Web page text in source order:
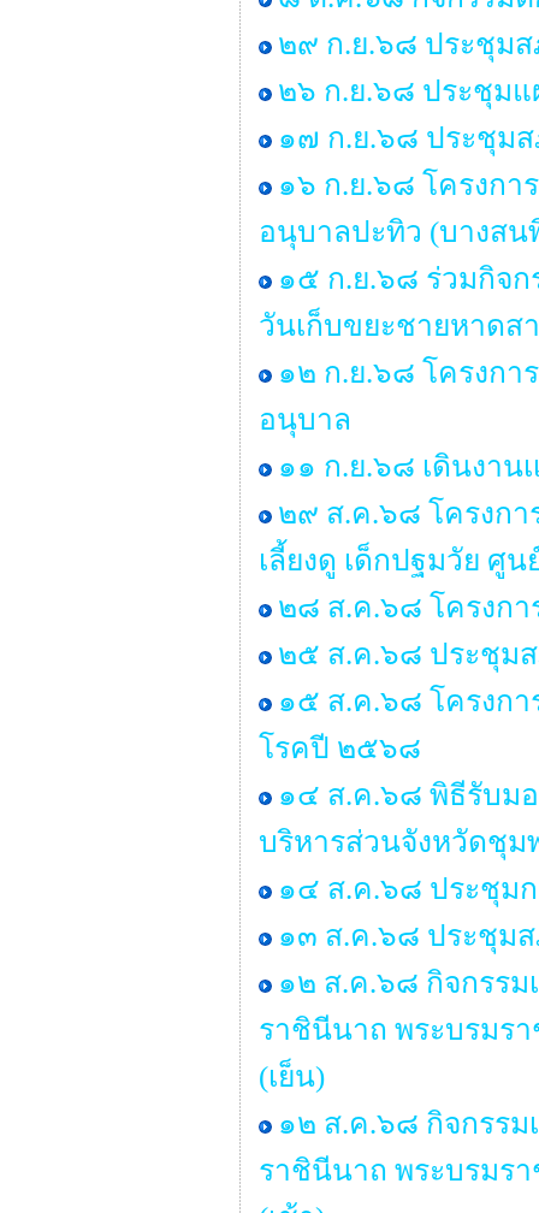
๒๙ ก.ย.๖๘ ประชุม
๒๖ ก.ย.๖๘ ประชุม
๑๗ ก.ย.๖๘ ประชุม
๑๖ ก.ย.๖๘ โครงกา
อนุบาลปะทิว (บางสน
๑๕ ก.ย.๖๘ ร่วมกิจก
วันเก็บขยะชายหาด
๑๒ ก.ย.๖๘ โครงกา
อนุบาล
๑๑ ก.ย.๖๘ เดินงาน
๒๙ ส.ค.๖๘ โครงการ
เลี้ยงดู เด็กปฐมวัย ศู
๒๘ ส.ค.๖๘ โครงก
๒๕ ส.ค.๖๘ ประชุม
๑๕ ส.ค.๖๘ โครงก
โรคปี ๒๕๖๘
๑๔ ส.ค.๖๘ พิธีรับม
บริหารส่วนจังหวัดชุม
๑๔ ส.ค.๖๘ ประชุม
๑๓ ส.ค.๖๘ ประชุม
๑๒ ส.ค.๖๘ กิจกรรม
ราชินีนาถ พระบรมร
(เย็น)
๑๒ ส.ค.๖๘ กิจกรรม
ราชินีนาถ พระบรมร